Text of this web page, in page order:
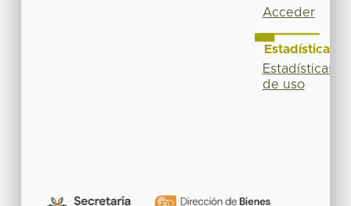
Acceder
Estadísticas
Estadísticas
de uso